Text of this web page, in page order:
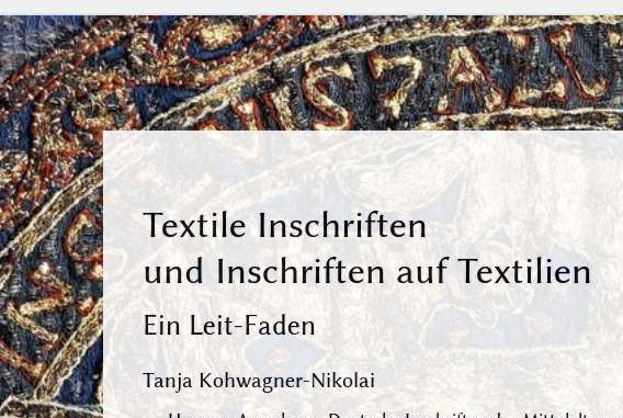
Textile Inschriften
und Inschriften auf Textilien
Ein Leit-Faden
Tanja Kohwagner-Nikolai